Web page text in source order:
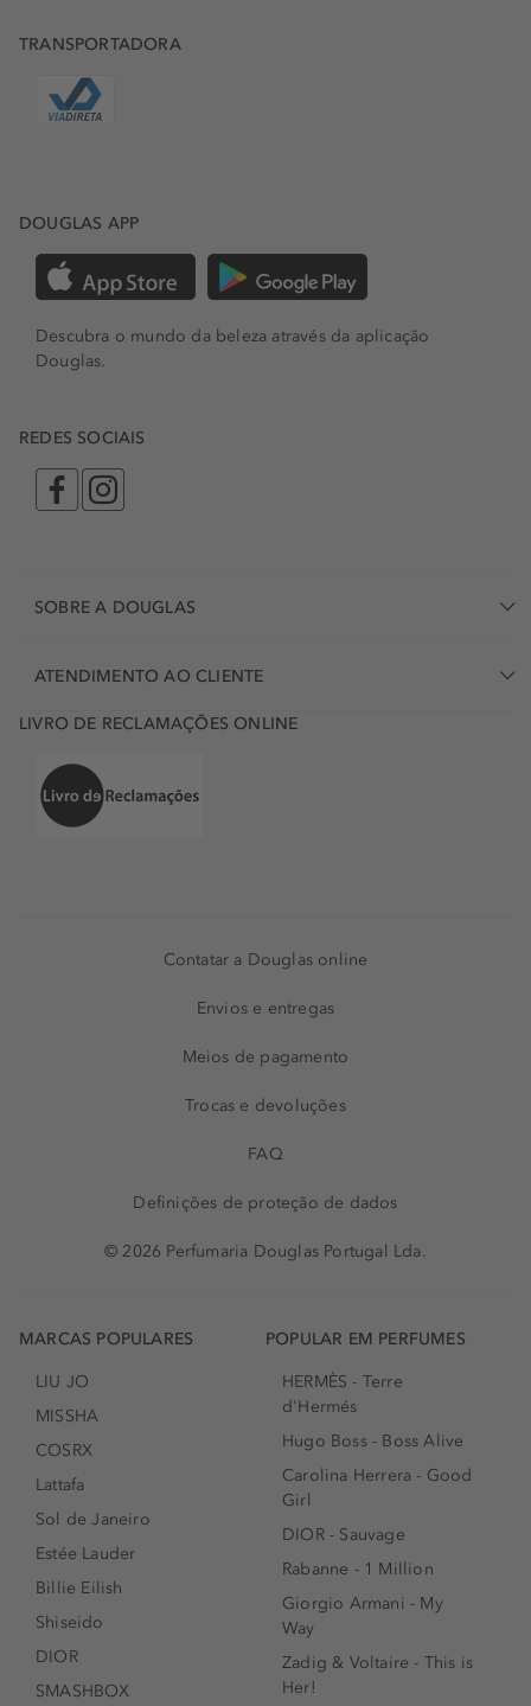
TRANSPORTADORA
DOUGLAS APP
Descubra o mundo da beleza através da aplicação
Douglas.
REDES SOCIAIS
SOBRE A DOUGLAS
ATENDIMENTO AO CLIENTE
LIVRO DE RECLAMAÇÕES ONLINE
Contatar a Douglas online
Envios e entregas
Meios de pagamento
Trocas e devoluções
FAQ
Definições de proteção de dados
© 2026 Perfumaria Douglas Portugal Lda.
MARCAS POPULARES
LIU JO
MISSHA
COSRX
Lattafa
Sol de Janeiro
Estée Lauder
Billie Eilish
Shiseido
DIOR
SMASHBOX
POPULAR EM PERFUMES
HERMÈS - Terre
d'Hermés
Hugo Boss - Boss Alive
Carolina Herrera - Good
Girl
DIOR - Sauvage
Rabanne - 1 Million
Giorgio Armani - My
Way
Zadig & Voltaire - This is
Her!